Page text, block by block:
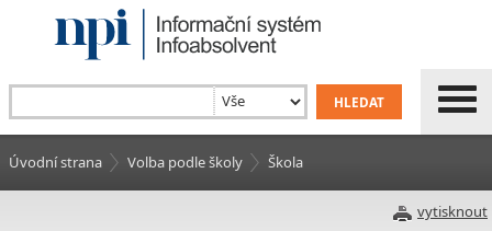
Úvodní strana Volba podle školy Škola
vytisknout